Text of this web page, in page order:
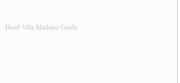
Hotel Villa Madrina Garda